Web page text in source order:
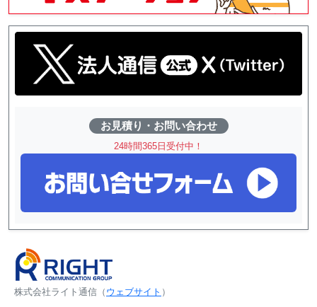
お見積り・お問い合わせ
24時間365日受付中！
株式会社ライト通信 （ ウェブサイト ）